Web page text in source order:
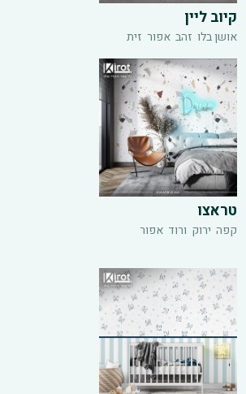
קיוב ליין
אושן בלו זהב אפור זית
טראצו
קפה ירוק ורוד אפור